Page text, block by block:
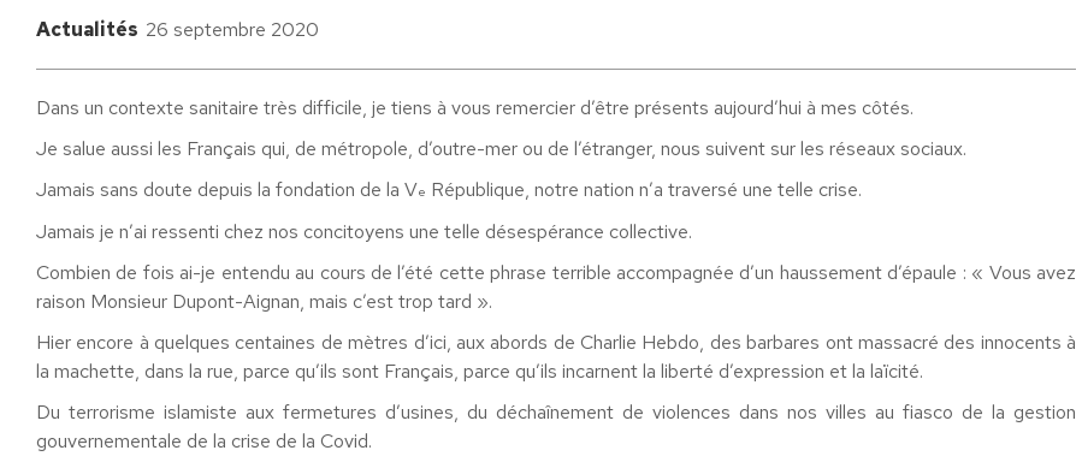
Actualités 26 septembre 2020
Dans un contexte sanitaire très difficile, je tiens à vous remercier d’être présents aujourd’hui à mes côtés.
Je salue aussi les Français qui, de métropole, d’outre-mer ou de l’étranger, nous suivent sur les réseaux sociaux.
Jamais sans doute depuis la fondation de la Ve République, notre nation n’a traversé une telle crise.
Jamais je n’ai ressenti chez nos concitoyens une telle désespérance collective.
Combien de fois ai-je entendu au cours de l’été cette phrase terrible accompagnée d’un haussement d’épaule : « Vous avez
raison Monsieur Dupont-Aignan, mais c’est trop tard ».
Hier encore à quelques centaines de mètres d’ici, aux abords de Charlie Hebdo, des barbares ont massacré des innocents à
la machette, dans la rue, parce qu’ils sont Français, parce qu’ils incarnent la liberté d’expression et la laïcité.
Du terrorisme islamiste aux fermetures d’usines, du déchaînement de violences dans nos villes au fiasco de la gestion
gouvernementale de la crise de la Covid.